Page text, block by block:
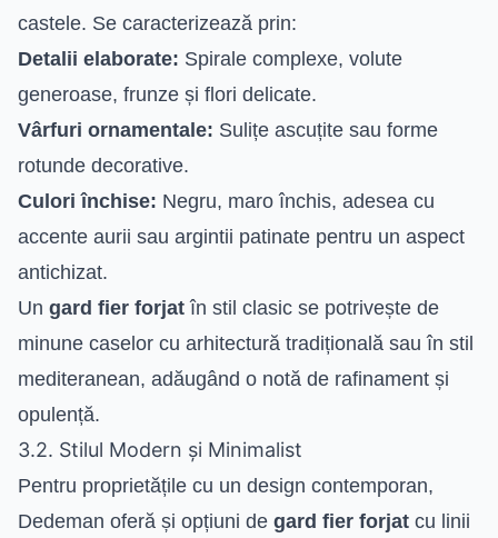
castele. Se caracterizează prin:
Detalii elaborate: Spirale complexe, volute
generoase, frunze și flori delicate.
Vârfuri ornamentale: Sulițe ascuțite sau forme
rotunde decorative.
Culori închise: Negru, maro închis, adesea cu
accente aurii sau argintii patinate pentru un aspect
antichizat.
Un gard fier forjat în stil clasic se potrivește de
minune caselor cu arhitectură tradițională sau în stil
mediteranean, adăugând o notă de rafinament și
opulență.
3.2. Stilul Modern și Minimalist
Pentru proprietățile cu un design contemporan,
Dedeman oferă și opțiuni de gard fier forjat cu linii